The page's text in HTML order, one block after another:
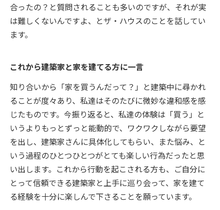
合ったの？と質問されることも多いのですが、それが実
は難しくないんですよ、とザ・ハウスのことを話してい
ます。
これから建築家と家を建てる方に一言
知り合いから「家を買うんだって？」と建築中に尋かれ
ることが度々あり、私達はそのたびに微妙な違和感を感
じたものです。今振り返ると、私達の体験は「買う」と
いうよりもっとずっと能動的で、ワクワクしながら要望
を出し、建築家さんに具体化してもらい、また悩み、と
いう過程のひとつひとつがとても楽しい行為だったと思
い出します。これから行動を起こされる方も、ご自分に
とって信頼できる建築家と上手に巡り会って、家を建て
る経験を十分に楽しんで下さることを願っています。